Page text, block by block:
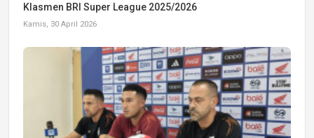
Klasmen BRI Super League 2025/2026
Kamis, 30 April 2026